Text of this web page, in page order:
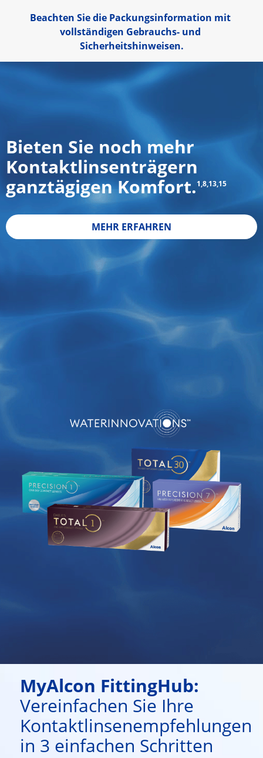
Beachten Sie die Packungsinformation mit
vollständigen Gebrauchs- und
Sicherheitshinweisen.
Bieten Sie noch mehr
Kontaktlinsenträgern
ganztägigen Komfort.1,8,13,15
MEHR ERFAHREN
MyAlcon FittingHub:
Vereinfachen Sie Ihre
Kontaktlinsenempfehlungen
in 3 einfachen Schritten